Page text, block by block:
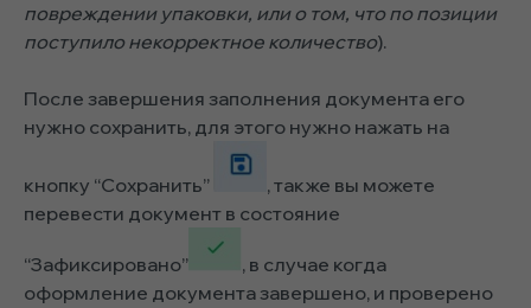
повреждении упаковки, или о том, что по позиции
поступило некорректное количество).
После завершения заполнения документа его
нужно сохранить, для этого нужно нажать на
кнопку “Сохранить”
, также вы можете
перевести документ в состояние
“Зафиксировано”
, в случае когда
оформление документа завершено, и проверено